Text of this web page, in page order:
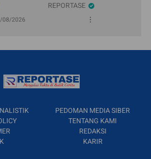
REPORTASE
08/2026
PEDOMAN MEDIA SIBER
TENTANG KAMI
REDAKSI
KARIR